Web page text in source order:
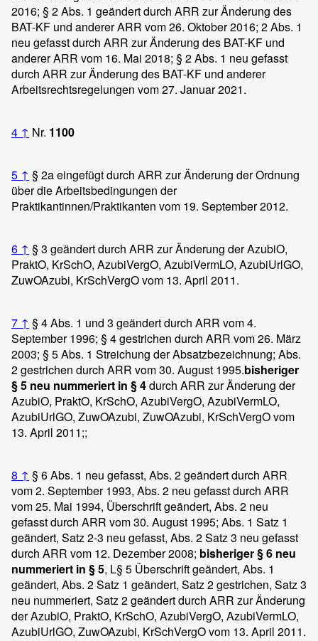
2016; § 2 Abs. 1 geändert durch ARR zur Änderung des
BAT-KF und anderer ARR vom 26. Oktober 2016; 2 Abs. 1
neu gefasst durch ARR zur Änderung des BAT-KF und
anderer ARR vom 16. Mai 2018; § 2 Abs. 1 neu gefasst
durch ARR zur Änderung des BAT-KF und anderer
Arbeitsrechtsregelungen vom 27. Januar 2021.
4 ↑ Nr. 1100
5 ↑ § 2a eingefügt durch ARR zur Änderung der Ordnung
über die Arbeitsbedingungen der
Praktikantinnen/Praktikanten vom 19. September 2012.
6 ↑ § 3 geändert durch ARR zur Änderung der AzubiO,
PraktO, KrSchO, AzubiVergO, AzubiVermLO, AzubiUrlGO,
ZuwOAzubi, KrSchVergO vom 13. April 2011.
7 ↑ § 4 Abs. 1 und 3 geändert durch ARR vom 4.
September 1996; § 4 gestrichen durch ARR vom 26. März
2003; § 5 Abs. 1 Streichung der Absatzbezeichnung; Abs.
2 gestrichen durch ARR vom 30. August 1995.bisheriger
§ 5 neu nummeriert in § 4durch ARR zur Änderung der
AzubiO, PraktO, KrSchO, AzubiVergO, AzubiVermLO,
AzubiUrlGO, ZuwOAzubi, ZuwOAzubi, KrSchVergO vom
13. April 2011;;
8 ↑ § 6 Abs. 1 neu gefasst, Abs. 2 geändert durch ARR
vom 2. September 1993, Abs. 2 neu gefasst durch ARR
vom 25. Mai 1994, Überschrift geändert, Abs. 2 neu
gefasst durch ARR vom 30. August 1995; Abs. 1 Satz 1
geändert, Satz 2-3 neu gefasst, Abs. 2 Satz 3 neu gefasst
durch ARR vom 12. Dezember 2008; bisheriger § 6 neu
nummeriert in § 5, L§ 5 Überschrift geändert, Abs. 1
geändert, Abs. 2 Satz 1 geändert, Satz 2 gestrichen, Satz 3
neu nummeriert, Satz 2 geändert durch ARR zur Änderung
der AzubiO, PraktO, KrSchO, AzubiVergO, AzubiVermLO,
AzubiUrlGO, ZuwOAzubi, KrSchVergO vom 13. April 2011.